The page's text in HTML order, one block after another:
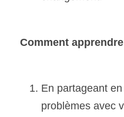
Comment
En partageant
problèmes avec